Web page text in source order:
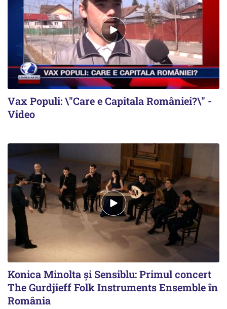
Vax Populi: \"Care e Capitala României?\" -
Video
Konica Minolta și Sensiblu: Primul concert
The Gurdjieff Folk Instruments Ensemble în
România